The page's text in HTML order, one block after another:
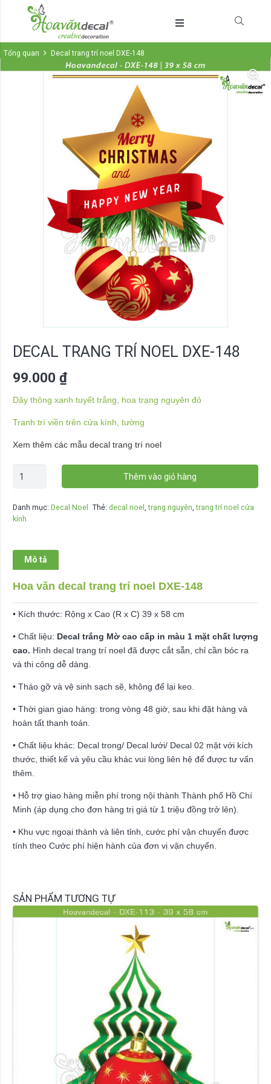
Tổng quan Decal trang trí noel DXE-148
DECAL TRANG TRÍ NOEL DXE-148
99.000 ₫
Dây thông xanh tuyết trắng, hoa trạng nguyên đỏ
Tranh trí viền trên cửa kính, tường
Xem thêm các mẫu decal trang trí noel
Decal
noel
số
lượng
Thêm vào giỏ hàng
Danh mục: Decal Noel Thẻ:decal noel ,trạng nguyên ,trang trí noel cửa
kính
Mô tả
Hoa văn decal trang trí noel DXE-148
• Kích thước: Rộng x Cao (R x C) 39 x 58 cm
• Chất liệu: Decal trắng Mờ cao cấp in màu 1 mặt chất lượng
cao. Hình decal trang trí noel đã được cắt sẵn, chỉ cần bóc ra
và thi công dễ dàng.
• Tháo gỡ và vệ sinh sạch sẽ, không để lại keo.
• Thời gian giao hàng: trong vòng 48 giờ, sau khi đặt hàng và
hoàn tất thanh toán.
• Chất liệu khác: Decal trong/ Decal lưới/ Decal 02 mặt với kích
thước, thiết kế và yêu cầu khác vui lòng liên hệ để được tư vấn
thêm.
• Hỗ trợ giao hàng miễn phí trong nội thành Thành phố Hồ Chí
Minh (áp dụng cho đơn hàng trị giá từ 1 triệu đồng trở lên).
• Khu vực ngoại thành và liên tỉnh, cước phí vận chuyển được
tính theo Cước phí hiện hành của đơn vị vận chuyển.
SẢN PHẨM TƯƠNG TỰ